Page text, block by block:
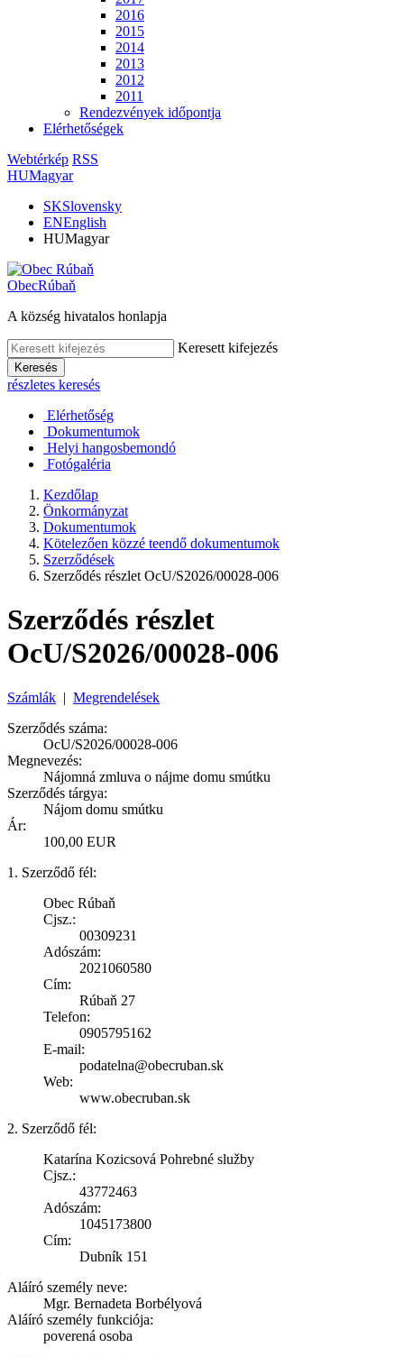
2016
2015
2014
2013
2012
2011
Rendezvények időpontja
Elérhetőségek
Webtérkép RSS
HUMagyar
SKSlovensky
ENEnglish
HUMagyar
ObecRúbaň
A község hivatalos honlapja
Keresett kifejezés
Keresés
részletes keresés
Elérhetőség
Dokumentumok
Helyi hangosbemondó
Fotógaléria
Kezdőlap
Önkormányzat
Dokumentumok
Kötelezően közzé teendő dokumentumok
Szerződések
Szerződés részlet OcU/S2026/00028-006
Szerződés részlet
OcU/S2026/00028-006
Számlák | Megrendelések
Szerződés száma:
OcU/S2026/00028-006
Megnevezés:
Nájomná zmluva o nájme domu smútku
Szerződés tárgya:
Nájom domu smútku
Ár:
100,00 EUR
1. Szerződő fél:
Obec Rúbaň
Cjsz.:
00309231
Adószám:
2021060580
Cím:
Rúbaň 27
Telefon:
0905795162
E-mail:
podatelna@obecruban.sk
Web:
www.obecruban.sk
2. Szerződő fél:
Katarína Kozicsová Pohrebné služby
Cjsz.:
43772463
Adószám:
1045173800
Cím:
Dubník 151
Aláíró személy neve:
Mgr. Bernadeta Borbélyová
Aláíró személy funkciója:
poverená osoba